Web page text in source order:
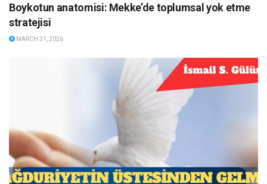
Boykotun anatomisi: Mekke’de toplumsal yok etme
stratejisi
MARCH 31, 2026